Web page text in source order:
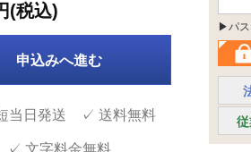
(税込)
申込みへ進む
当日発送 ✓ 送料無料
▶パス